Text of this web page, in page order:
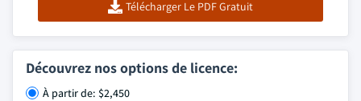
Télécharger Le PDF Gratuit
Découvrez nos options de licence:
À partir de: $2,450